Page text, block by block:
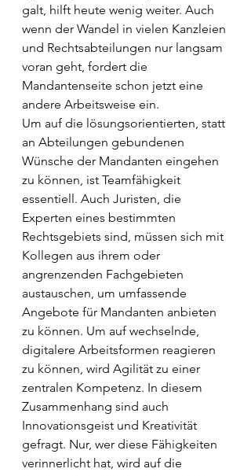
galt, hilft heute wenig weiter. Auch
wenn der Wandel in vielen Kanzleien
und Rechtsabteilungen nur langsam
voran geht, fordert die
Mandantenseite schon jetzt eine
andere Arbeitsweise ein.
Um auf die lösungsorientierten, statt
an Abteilungen gebundenen
Wünsche der Mandanten eingehen
zu können, ist Teamfähigkeit
essentiell. Auch Juristen, die
Experten eines bestimmten
Rechtsgebiets sind, müssen sich mit
Kollegen aus ihrem oder
angrenzenden Fachgebieten
austauschen, um umfassende
Angebote für Mandanten anbieten
zu können. Um auf wechselnde,
digitalere Arbeitsformen reagieren
zu können, wird Agilität zu einer
zentralen Kompetenz. In diesem
Zusammenhang sind auch
Innovationsgeist und Kreativität
gefragt. Nur, wer diese Fähigkeiten
verinnerlicht hat, wird auf die